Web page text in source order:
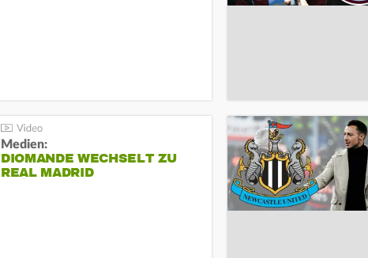
Medien:
DIOMANDE WECHSELT ZU
REAL MADRID